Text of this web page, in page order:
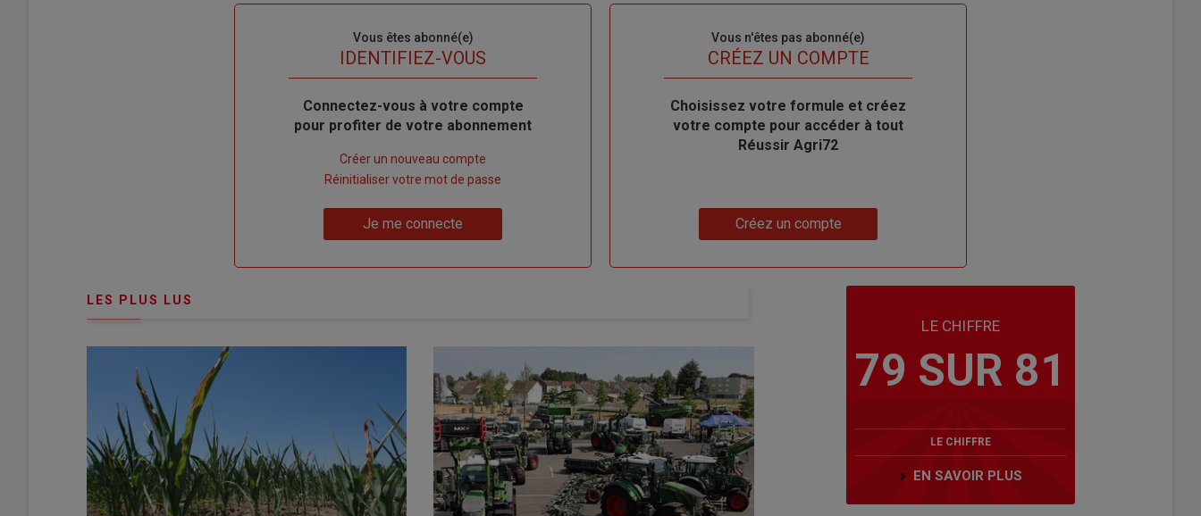
Vous êtes abonné(e)
IDENTIFIEZ-VOUS
Body
Connectez-vous à votre compte
pour profiter de votre abonnement
compte"
Créer un nouveau compte
Réinitialiser votre mot de passe
Je me connecte
Vous n'êtes pas abonné(e)
TITRECRÉEZ UN COMPTE
Body
Choisissez votre formule et créez
votre compte pour accéder à tout
Réussir Agri72
Créez un compte
LES PLUS LUS
LE CHIFFRE
79 SUR 81
LE CHIFFRE
EN SAVOIR PLUS